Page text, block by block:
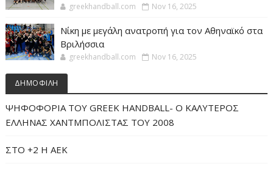
greekhandball.com Nov 16, 2025
Νίκη με μεγάλη ανατροπή για τον Αθηναϊκό στα
Βριλήσσια
greekhandball.com Nov 16, 2025
ΔΗΜΟΦΙΛΗ
ΨΗΦΟΦΟΡΙΑ ΤΟΥ GREEK HANDBALL- O ΚΑΛΥΤΕΡΟΣ
ΕΛΛΗΝΑΣ ΧΑΝΤΜΠΟΛΙΣΤΑΣ ΤΟΥ 2008
ΣΤΟ +2 Η ΑΕΚ